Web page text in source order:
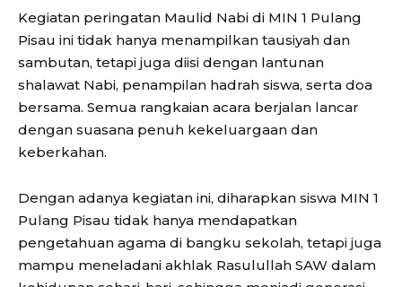
Kegiatan peringatan Maulid Nabi di MIN 1 Pulang
Pisau ini tidak hanya menampilkan tausiyah dan
sambutan, tetapi juga diisi dengan lantunan
shalawat Nabi, penampilan hadrah siswa, serta doa
bersama. Semua rangkaian acara berjalan lancar
dengan suasana penuh kekeluargaan dan
keberkahan.
Dengan adanya kegiatan ini, diharapkan siswa MIN 1
Pulang Pisau tidak hanya mendapatkan
pengetahuan agama di bangku sekolah, tetapi juga
mampu meneladani akhlak Rasulullah SAW dalam